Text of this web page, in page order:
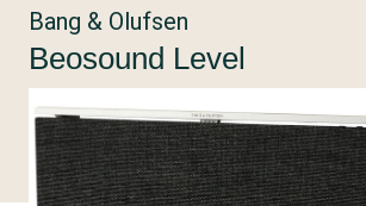
Bang & Olufsen
Beosound Level